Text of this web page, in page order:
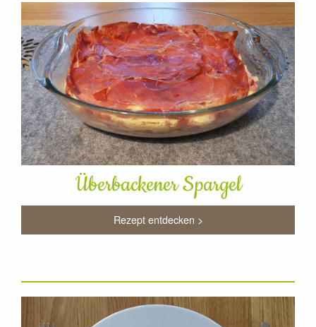
Überbackener Spargel
Rezept entdecken >